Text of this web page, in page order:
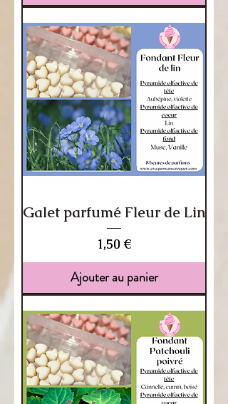
Galet parfumé Fleur de Lin
Prix
1,50 €
Ajouter au panier